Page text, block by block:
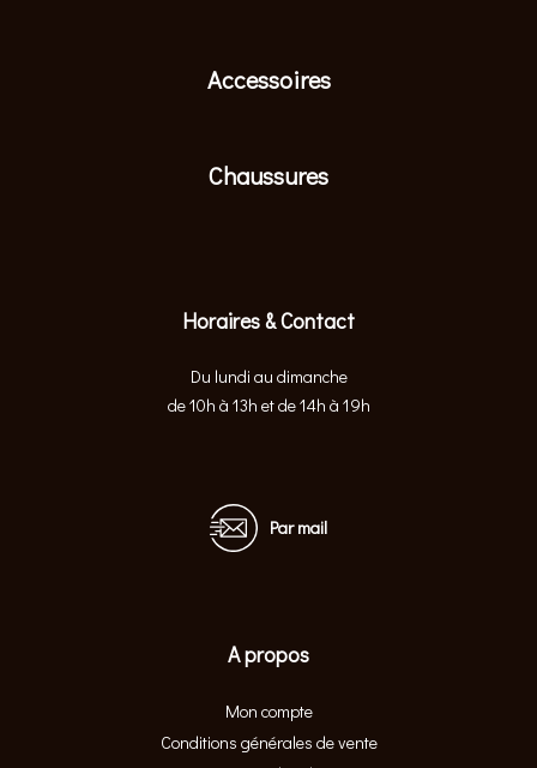
Accessoires
Chaussures
Horaires & Contact
Du lundi au dimanche
de 10h à 13h et de 14h à 19h
Par mail
A propos
Mon compte
Conditions générales de vente